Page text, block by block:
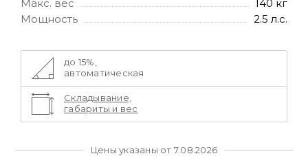
Макс. вес
140 кг
Мощность
2.5 л.с.
до 15%,
автоматическая
Складывание,
габариты и вес
Цены указаны от 7.08.2026